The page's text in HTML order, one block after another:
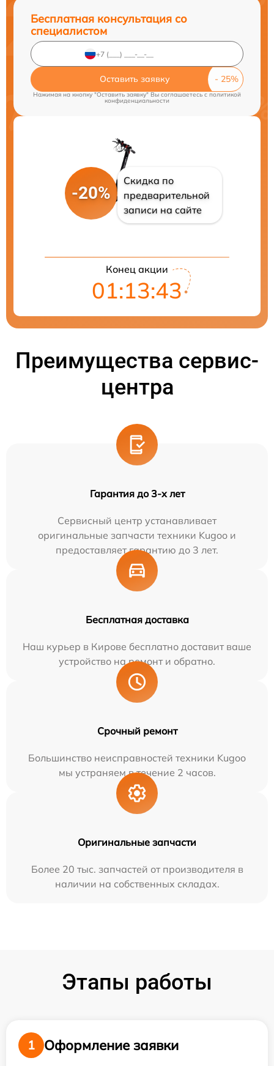
Бесплатная консультация со
специалистом
Оставить заявку
Нажимая на кнопку "Оставить заявку" Вы соглашаетесь cполитикой
конфиденциальности
-20%
Скидка по
предварительной
записи на сайте
Конец акции
01:13:42
Преимущества сервис-
центра
Гарантия до 3-х лет
Сервисный центр устанавливает
оригинальные запчасти техники Kugoo и
предоставляет гарантию до 3 лет.
Бесплатная доставка
Наш курьер в Кирове бесплатно доставит ваше
устройство на ремонт и обратно.
Срочный ремонт
Большинство неисправностей техники Kugoo
мы устраняем в течение 2 часов.
Оригинальные запчасти
Более 20 тыс. запчастей от производителя в
наличии на собственных складах.
Этапы работы
1
Оформление заявки